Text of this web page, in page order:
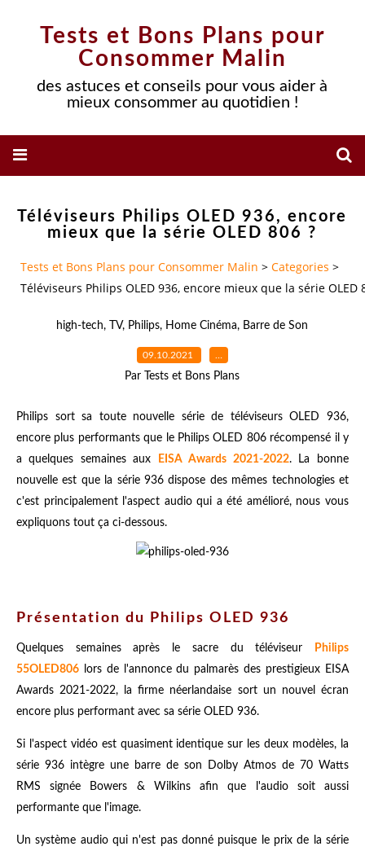
Tests et Bons Plans pour
Consommer Malin
des astuces et conseils pour vous aider à
mieux consommer au quotidien !
Téléviseurs Philips OLED 936, encore
mieux que la série OLED 806 ?
Tests et Bons Plans pour Consommer Malin > Categories >
Téléviseurs Philips OLED 936, encore mieux que la série OLED
high-tech, TV, Philips, Home Cinéma, Barre de Son
09.10.2021 …
Par Tests et Bons Plans
Philips sort sa toute nouvelle série de téléviseurs OLED 936,
encore plus performants que le Philips OLED 806 récompensé il y
a quelques semaines aux
EISA Awards 2021-2022. La bonne
nouvelle est que la série 936 dispose des mêmes technologies et
c'est principalement l'aspect audio qui a été amélioré, nous vous
expliquons tout ça ci-dessous.
Présentation du Philips OLED 936
Quelques semaines après le sacre du téléviseur
Philips
55OLED806 lors de l'annonce du palmarès des prestigieux EISA
Awards 2021-2022, la firme néerlandaise sort un nouvel écran
encore plus performant avec sa série OLED 936.
Si l'aspect vidéo est quasiment identique sur les deux modèles, la
série 936 intègre une barre de son Dolby Atmos de 70 Watts
RMS signée Bowers & Wilkins afin que l'audio soit aussi
performante que l'image.
Un système audio qui n'est pas donné puisque le prix de la série